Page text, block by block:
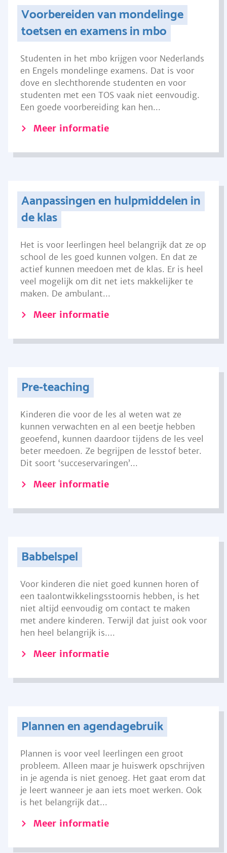
Voorbereiden van mondelinge
toetsen en examens in mbo
Studenten in het mbo krijgen voor Nederlands
en Engels mondelinge examens. Dat is voor
dove en slechthorende studenten en voor
studenten met een TOS vaak niet eenvoudig.
Een goede voorbereiding kan hen...
Meer informatie
Aanpassingen en hulpmiddelen in
de klas
Het is voor leerlingen heel belangrijk dat ze op
school de les goed kunnen volgen. En dat ze
actief kunnen meedoen met de klas. Er is heel
veel mogelijk om dit net iets makkelijker te
maken. De ambulant...
Meer informatie
Pre-teaching
Kinderen die voor de les al weten wat ze
kunnen verwachten en al een beetje hebben
geoefend, kunnen daardoor tijdens de les veel
beter meedoen. Ze begrijpen de lesstof beter.
Dit soort ‘succeservaringen’...
Meer informatie
Babbelspel
Voor kinderen die niet goed kunnen horen of
een taalontwikkelingsstoornis hebben, is het
niet altijd eenvoudig om contact te maken
met andere kinderen. Terwijl dat juist ook voor
hen heel belangrijk is....
Meer informatie
Plannen en agendagebruik
Plannen is voor veel leerlingen een groot
probleem. Alleen maar je huiswerk opschrijven
in je agenda is niet genoeg. Het gaat erom dat
je leert wanneer je aan iets moet werken. Ook
is het belangrijk dat...
Meer informatie